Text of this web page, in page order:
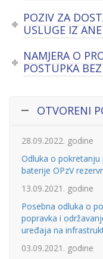
POZIV ZA
USLUGE IZ
NAMJERA O
POSTUPKA
OTVORENI
28.09.2022. godine
Odluka o pokretanju
baterije OPzV
13.09.2021. godine
Posebna odluka o
popravka i
uređaja na
03.09.2021. godine